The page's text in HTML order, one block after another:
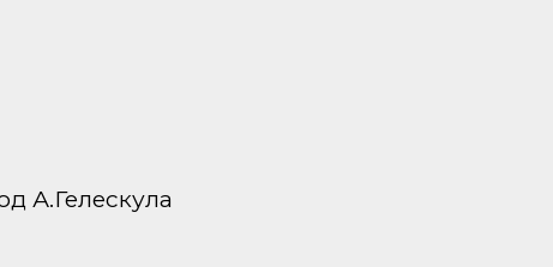
А.Гелескула